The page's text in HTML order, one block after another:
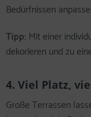
Bedürfnissen
Tipp: Mit einer
dekorieren und zu
4. Viel Platz,
Große Terrassen